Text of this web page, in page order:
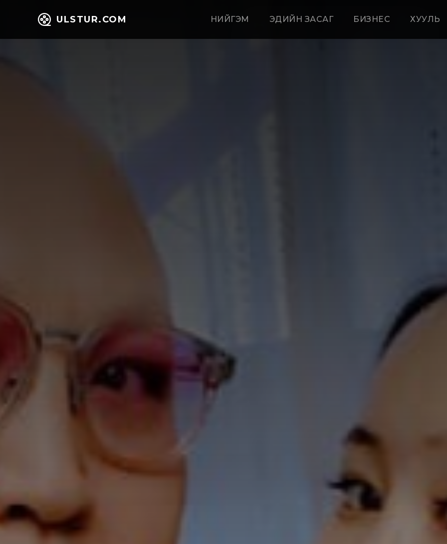
ULSTUR.COM НИЙГЭМ ЭДИЙН ЗАСАГ БИЗНЕС ХУУЛЬ